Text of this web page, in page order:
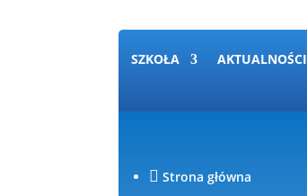
SZKOŁA AKTUALNOŚCI
 Strona główna